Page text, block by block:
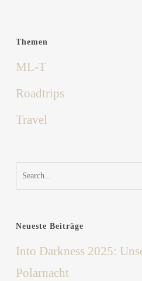
Themen
ML-T
Roadtrips
Travel
Neueste Beiträge
Into Darkness 2025:
Polarnacht